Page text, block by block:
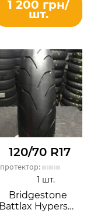
1 200 грн/
шт.
120/70 R17
протектор:
Bridgestone
Battlax Hypersport S20F
1 шт.